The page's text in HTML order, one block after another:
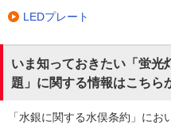
LEDプレート
いま知っておきたい「蛍光
題」に関する情報はこちら
「水銀に関する水俣条約」にお